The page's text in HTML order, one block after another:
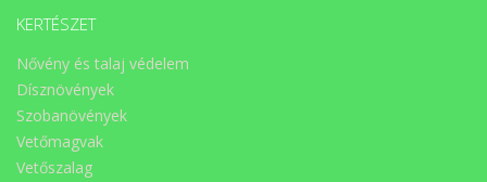
KERTÉSZET
Nővény és talaj védelem
Dísznövények
Szobanövények
Vetőmagvak
Vetőszalag